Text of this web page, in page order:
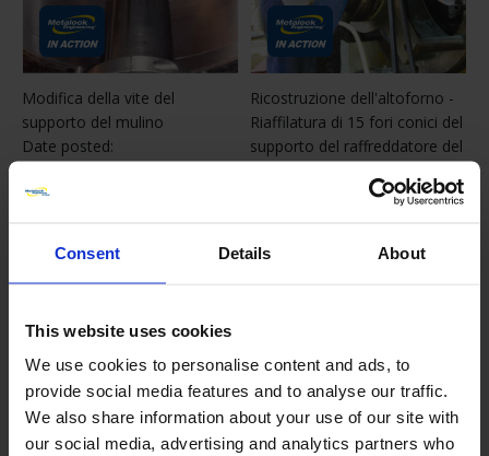
Consent Details About
This website uses cookies
We use cookies to personalise content and ads, to
provide social media features and to analyse our traffic.
We also share information about your use of our site with
our social media, advertising and analytics partners who
Modifica della vite del
supporto del mulino
Date posted:
Ricostruzione dell'altoforno -
Riaffilatura di 15 fori conici del
supporto del raffreddatore del